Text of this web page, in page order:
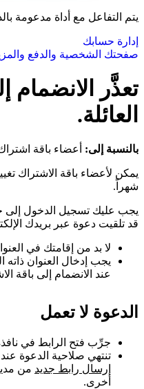
يتم التفاعل مع أداة مدعومة
إدارة حسابك
صفحتك الشخصية والدفع
تعذَّر الانضمام
العائلة.
بالنسبة إلى: أعضاء باقة اشتراك
شهراً.
قد تلقيت دعوة عبر بريدك
لا بد من إقامتك في
يجب إدخال العنوان ذاته
عند الانضمام إلى باقة
الدعوة لا تعمل
جرِّب فتح الرابط في
تنتهي صلاحية الدعوة
إرسال رابط جديد من
أخرى.